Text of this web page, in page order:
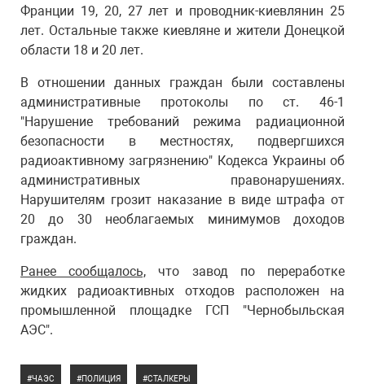
Франции 19, 20, 27 лет и проводник-киевлянин 25
лет. Остальные также киевляне и жители Донецкой
области 18 и 20 лет.
В отношении данных граждан были составлены
административные протоколы по ст. 46-1
"Нарушение требований режима радиационной
безопасности в местностях, подвергшихся
радиоактивному загрязнению" Кодекса Украины об
административных правонарушениях.
Нарушителям грозит наказание в виде штрафа от
20 до 30 необлагаемых минимумов доходов
граждан.
Ранее сообщалось, что завод по переработке
жидких радиоактивных отходов расположен на
промышленной площадке ГСП "Чернобыльская
АЭС".
ЧАЭС ПОЛИЦИЯ СТАЛКЕРЫ